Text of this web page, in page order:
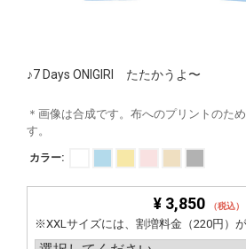
♪7 Days ONIGIRI たたかうよ〜
＊画像は合成です。布へのプリントのた
す。
カラー:
¥ 3,850 （税込）
※XXLサイズには、割増料金（220円）が